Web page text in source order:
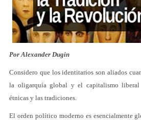
Por Alexander Dugin
Considero que los identitarios son aliados
la oligarquía global y el capitalismo liberal
étnicas y las tradiciones.
El orden político moderno es esencialmente